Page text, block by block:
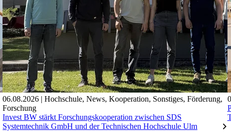
06.08.2026 | Hochschule,News,Kooperation, Sonstiges,Förderung,
Forschung
Invest BW stärkt Forschungskooperation zwischen SDS
Systemtechnik GmbH und der Technischen Hochschule Ulm